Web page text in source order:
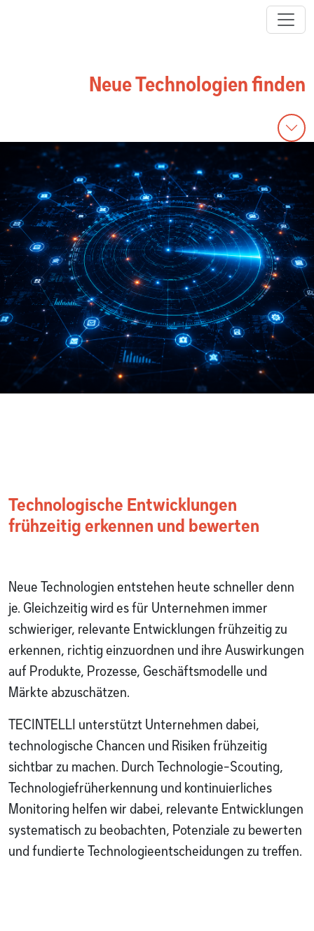
Neue Technologien finden
Technologische Entwicklungen
frühzeitig erkennen und bewerten
Neue Technologien entstehen heute schneller denn
je. Gleichzeitig wird es für Unternehmen immer
schwieriger, relevante Entwicklungen frühzeitig zu
erkennen, richtig einzuordnen und ihre Auswirkungen
auf Produkte, Prozesse, Geschäftsmodelle und
Märkte abzuschätzen.
TECINTELLI unterstützt Unternehmen dabei,
technologische Chancen und Risiken frühzeitig
sichtbar zu machen. Durch Technologie-Scouting,
Technologiefrüherkennung und kontinuierliches
Monitoring helfen wir dabei, relevante Entwicklungen
systematisch zu beobachten, Potenziale zu bewerten
und fundierte Technologieentscheidungen zu treffen.